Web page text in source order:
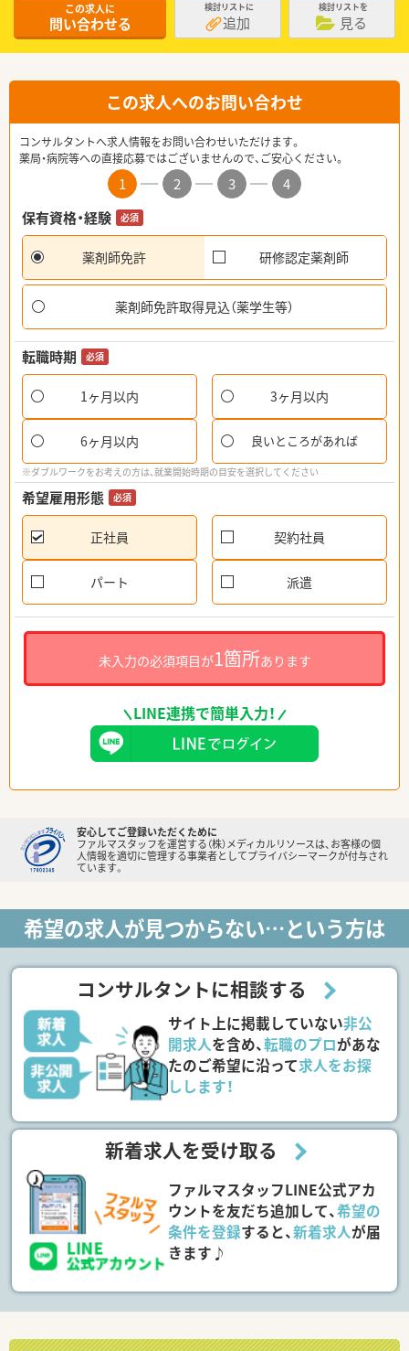
この求人に
問い合わせる
検討リストに
追加
検討リストを
見る
この求人へのお問い合わせ
コンサルタントへ求人情報をお問い合わせいただけます。
薬局・病院等への直接応募ではございませんので、ご安心ください。
1 2 3
4
保有資格・経験
必須
薬剤師免許 研修認定薬剤師
薬剤師免許取得見込（薬学生等）
転職時期 必須
1ヶ月以内 3ヶ月以内
6ヶ月以内 良いところがあれば
※ダブルワークをお考えの方は、就業開始時期の目安を選択してください
希望雇用形態 必須
正社員 契約社員
パート 派遣
未入力の必須項目が1箇所あります
LINE連携で簡単入力！
安心してご登録いただくために
ファルマスタッフを運営する（株）メディカルリソースは、お客様の個
人情報を適切に管理する事業者としてプライバシーマークが付与され
ています。
希望の求人が見つからない…という方は
コンサルタントに相談する
サイト上に掲載していない非公
開求人を含め、転職のプロがあな
たのご希望に沿って求人をお探
しします！
新着求人を受け取る
ファルマスタッフLINE公式アカ
ウントを友だち追加して、希望の
条件を登録すると、新着求人が届
きます♪